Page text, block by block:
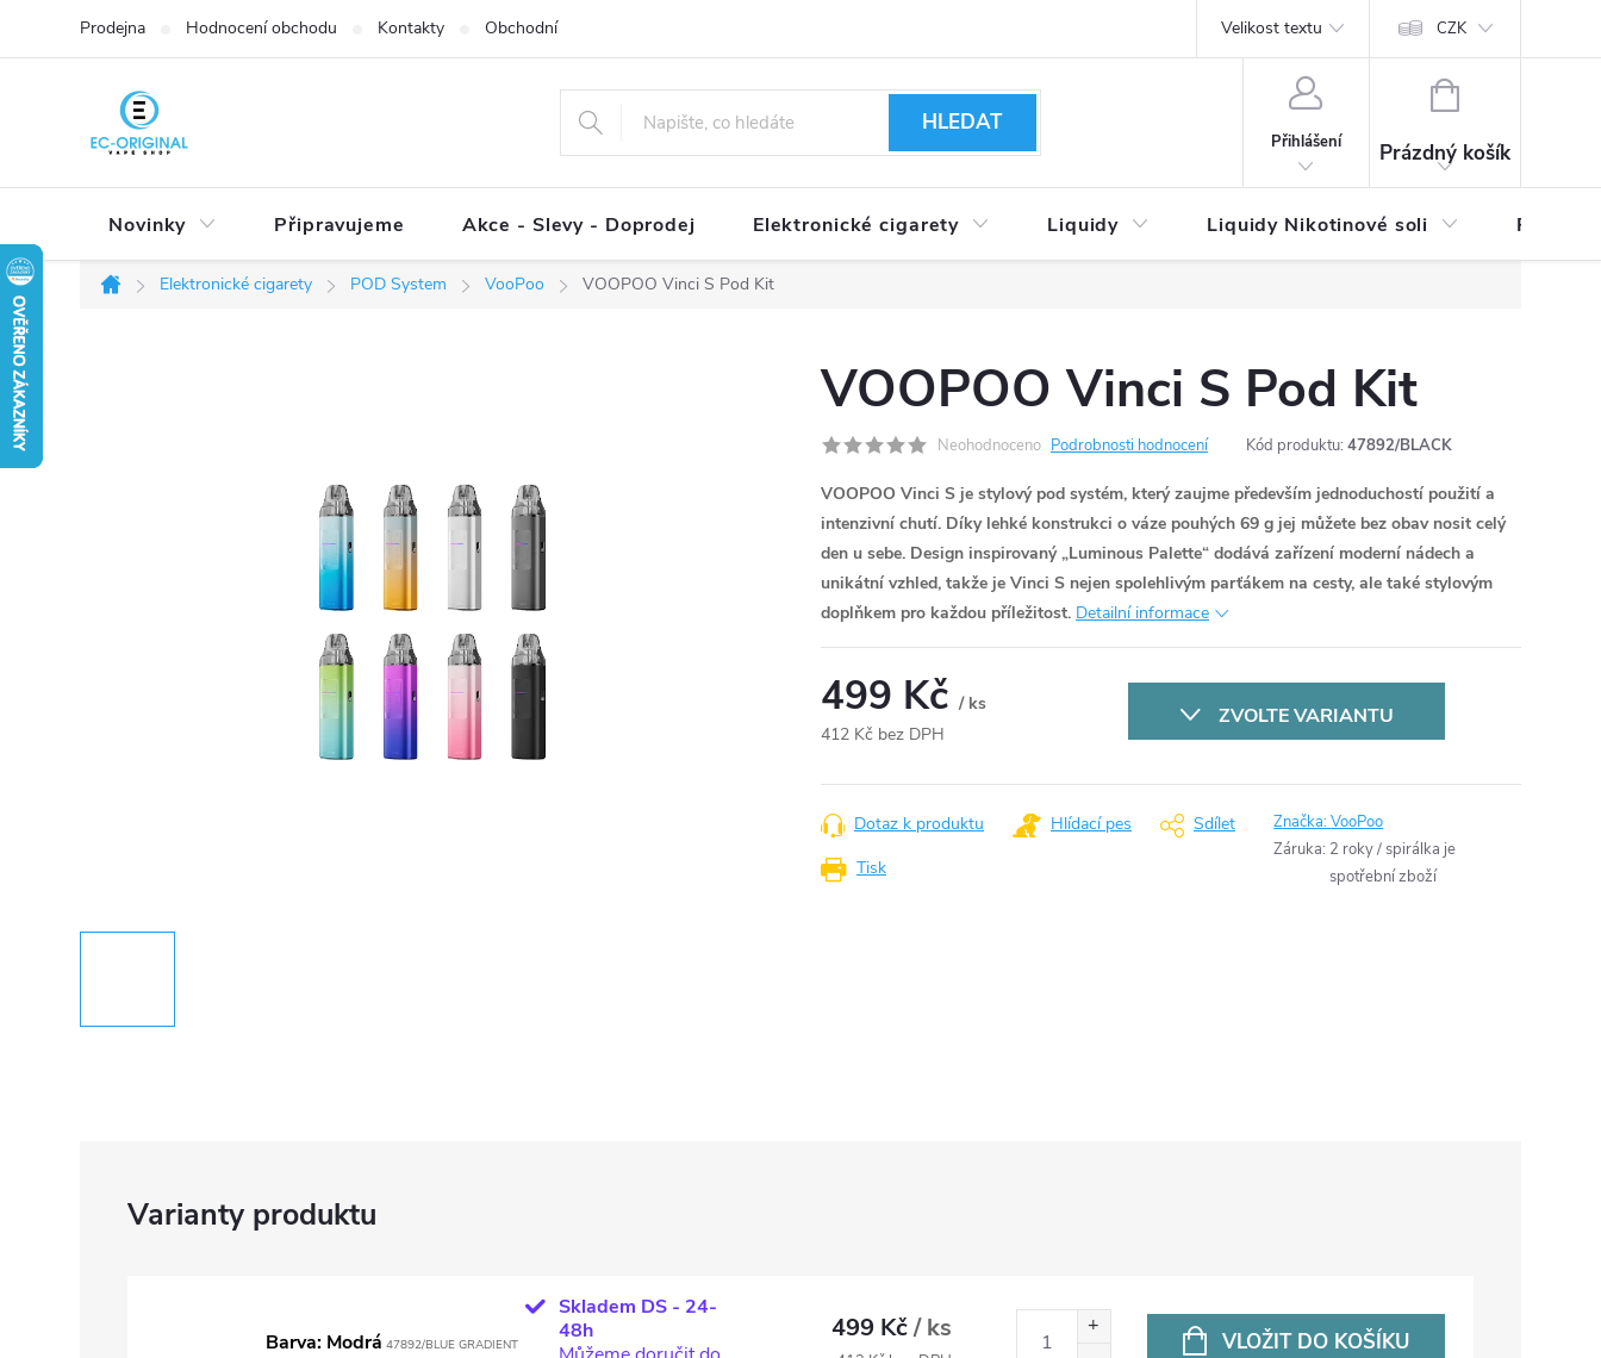
Prodejna Hodnocení obchodu Kontakty Obchodní podmínky Reklamační řád Vrácení zboží a reklamace
Velikost textu CZK
HLEDAT
Přihlášení
NÁKUPNÍ
Prázdný košík
Novinky Připravujeme Akce - Slevy - Doprodej Elektronické cigarety Liquidy Liquidy Nikotinové soli
Domů
Elektronické cigarety POD System VooPoo VOOPOO Vinci S Pod Kit
VOOPOO Vinci S Pod Kit
Neohodnoceno Podrobnosti hodnocení Kód produktu: 47892/BLACK
VOOPOO Vinci S je stylový pod systém, který zaujme především jednoduchostí použití a
intenzivní chutí. Díky lehké konstrukci o váze pouhých 69 g jej můžete bez obav nosit celý
den u sebe. Design inspirovaný „Luminous Palette“ dodává zařízení moderní nádech a
unikátní vzhled, takže je Vinci S nejen spolehlivým parťákem na cesty, ale také stylovým
doplňkem pro každou příležitost. Detailní informace
499 Kč / ks
412 Kč bez DPH
cena:
ZVOLTE VARIANTU
Tisk
Dotaz k produktu Hlídací pes Sdílet Značka:VooPoo
Záruka: 2 roky / spirálka je
spotřební zboží
Barva: Modrá 47892/BLUE GRADIENT
Skladem DS - 24-
48h
499 Kč/ ks VLOŽIT DO KOŠÍKU